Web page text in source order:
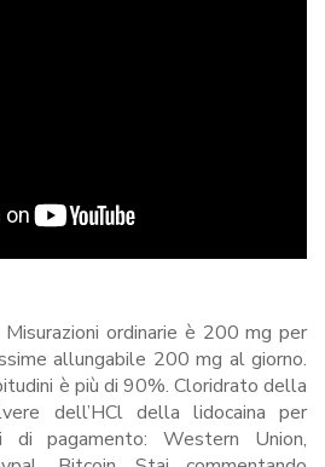
Misurazioni ordinarie è 200 mg per
allungabile 200 mg al giorno.
è più di 90%. Cloridrato della
dell’HCl della lidocaina per
di pagamento: Western Union,